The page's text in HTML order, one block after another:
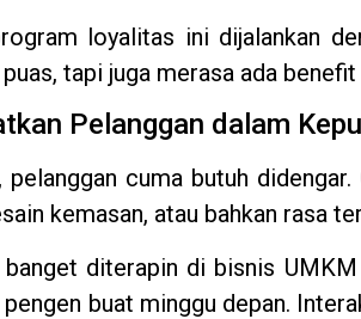
loyalitas ini dijalankan
tapi juga merasa ada
Pelanggan dalam
pelanggan cuma butuh
kemasan, atau bahkan rasa
diterapin di bisnis
buat minggu depan.